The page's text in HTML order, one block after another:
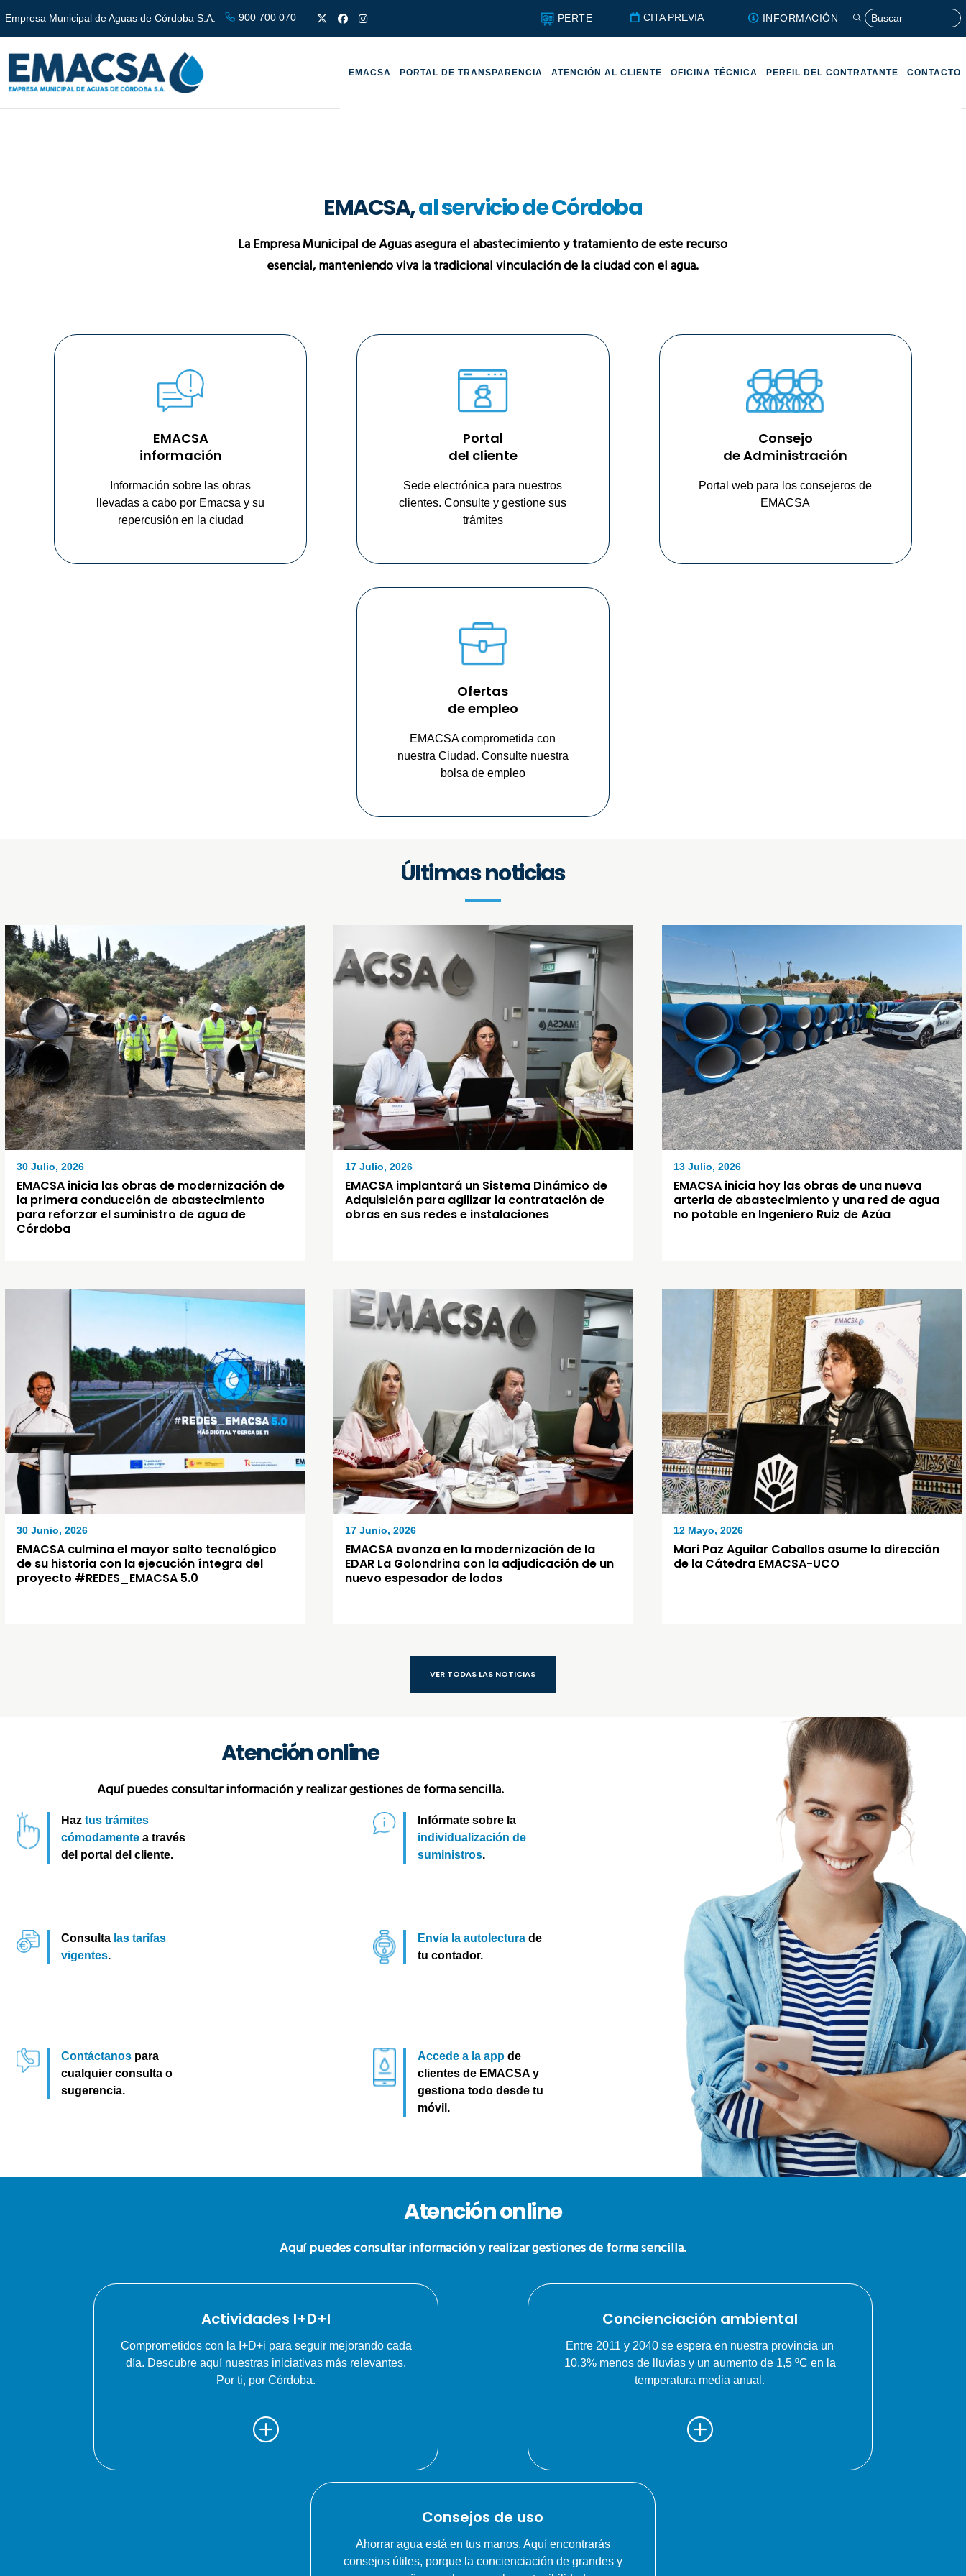
Empresa Municipal de Aguas de Córdoba S.A. 900 700 070 PERTE CITA PREVIA INFORMACIÓN
EMACSA PORTAL DE TRANSPARENCIA ATENCIÓN AL CLIENTE OFICINA TÉCNICA PERFIL DEL CONTRATANTE CONTACTO
EMACSA,al servicio de Córdoba
La Empresa Municipal de Aguas asegura el abastecimiento y tratamiento de este recurso
esencial, manteniendo viva la tradicional vinculación de la ciudad con el agua.
EMACSA
información
Información sobre las obras
llevadas a cabo por Emacsa y su
repercusión en la ciudad
Portal
del cliente
Sede electrónica para nuestros
clientes. Consulte y gestione sus
trámites
Consejo
de Administración
Portal web para los consejeros de
EMACSA
Ofertas
de empleo
EMACSA comprometida con
nuestra Ciudad. Consulte nuestra
bolsa de empleo
Últimas noticias
30 Julio, 2026
EMACSA inicia las obras de modernización de
la primera conducción de abastecimiento
para reforzar el suministro de agua de
Córdoba
17 Julio, 2026
EMACSA implantará un Sistema Dinámico de
Adquisición para agilizar la contratación de
obras en sus redes e instalaciones
13 Julio, 2026
EMACSA inicia hoy las obras de una nueva
arteria de abastecimiento y una red de agua
no potable en Ingeniero Ruiz de Azúa
30 Junio, 2026
EMACSA culmina el mayor salto tecnológico
de su historia con la ejecución íntegra del
proyecto #REDES_EMACSA 5.0
17 Junio, 2026
EMACSA avanza en la modernización de la
EDAR La Golondrina con la adjudicación de un
nuevo espesador de lodos
12 Mayo, 2026
Mari Paz Aguilar Caballos asume la dirección
de la Cátedra EMACSA-UCO
VER TODAS LAS NOTICIAS
Atención online
Aquí puedes consultar información y realizar gestiones de forma sencilla.
Haz tus trámites
cómodamentea través
del portal del cliente.
Infórmate sobre la
individualización de
suministros.
Consulta las tarifas
vigentes.
Envía la autolectura de
tu contador.
Contáctanospara
cualquier consulta o
sugerencia.
Accede a la app de
clientes de EMACSA y
gestiona todo desde tu
móvil.
Atención online
Aquí puedes consultar información y realizar gestiones de forma sencilla.
Actividades I+D+I
Comprometidos con la I+D+i para seguir mejorando cada
día. Descubre aquí nuestras iniciativas más relevantes.
Por ti, por Córdoba.
Concienciación ambiental
Entre 2011 y 2040 se espera en nuestra provincia un
10,3% menos de lluvias y un aumento de 1,5 ºC en la
temperatura media anual.
Consejos de uso
Ahorrar agua está en tus manos. Aquí encontrarás
consejos útiles, porque la concienciación de grandes y